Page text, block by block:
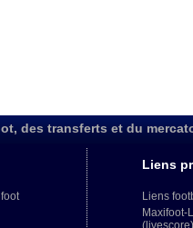
des transferts et du
Liens
Liens
Maxifoot-
(livescore)